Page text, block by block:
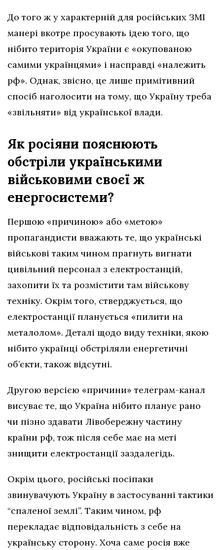
До того ж у характерній для російських ЗМІ
манері вкотре просувають ідею того, що
нібито територія України є «окупованою
самими українцями» і насправді «належить
рф». Однак, звісно, це лише примітивний
спосіб наголосити на тому, що Україну треба
«звільняти» від української влади.
Як росіяни пояснюють
обстріли українськими
військовими своєї ж
енергосистеми?
Першою «причиною» або «метою»
пропагандисти вважають те, що українські
військові таким чином прагнуть вигнати
цивільний персонал з електростанцій,
захопити їх та розмістити там військову
техніку. Окрім того, стверджується, що
електростанції планується «пилити на
металолом». Деталі щодо виду техніки, якою
нібито українці обстріляли енергетичні
об’єкти, також відсутні.
Другою версією «причини» телеграм-канал
висуває те, що Україна нібито планує рано
чи пізно здавати Лівобережну частину
країни рф, тож після себе має на меті
знищити електростанції заздалегідь.
Окрім цього, російські посіпаки
звинувачують Україну в застосуванні тактики
“спаленої землі”. Таким чином, рф
перекладає відповідальність з себе на
українську сторону. Хоча саме росія вже